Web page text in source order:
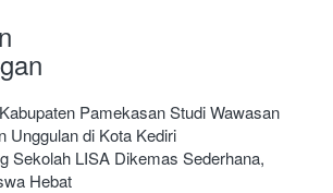
Pamekasan Studi Wawasan
Unggulan di Kota Kediri
Sekolah LISA Dikemas Sederhana,
Hebat